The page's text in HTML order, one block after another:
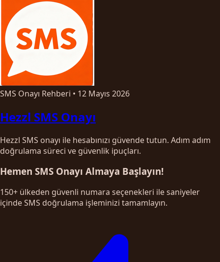
SMS Onayı Rehberi • 12 Mayıs 2026
Hezzl SMS Onayı
Hezzl SMS onayı ile hesabınızı güvende tutun. Adım adım
doğrulama süreci ve güvenlik ipuçları.
Hemen SMS Onayı Almaya Başlayın!
150+ ülkeden güvenli numara seçenekleri ile saniyeler
içinde SMS doğrulama işleminizi tamamlayın.